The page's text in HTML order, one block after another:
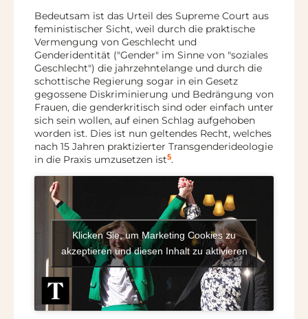
Bedeutsam ist das Urteil des Supreme Court aus
feministischer Sicht, weil durch die praktische
Vermengung von Geschlecht und
Genderidentität ("Gender" im Sinne von "soziales
Geschlecht") die jahrzehntelange und durch die
schottische Regierung sogar in ein Gesetz
gegossene Diskriminierung und Bedrängung von
Frauen, die genderkritisch sind oder einfach unter
sich sein wollen, auf einen Schlag aufgehoben
worden ist. Dies ist nun geltendes Recht, welches
nach 15 Jahren praktizierter Transgenderideologie
in die Praxis umzusetzen ist5.
Klicken Sie, um Marketing Cookies zu
akzeptieren und diesen Inhalt zu aktivieren